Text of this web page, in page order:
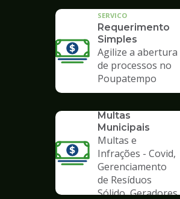
SERVICO
Requerimento
Simples
Agilize a abertura
de processos no
Poupatempo
SERVICO
Multas
Municipais
Multas e
Infrações - Covid,
Gerenciamento
de Resíduos
Sólido, Geradores